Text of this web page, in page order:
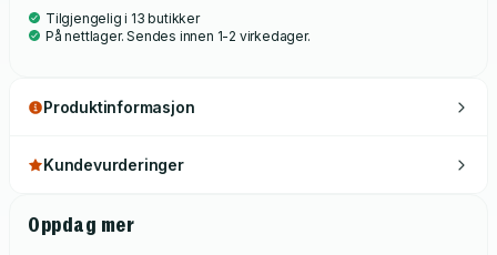
Tilgjengelig i 13 butikker
På nettlager. Sendes innen 1-2 virkedager.
Produktinformasjon
Kundevurderinger
Oppdag mer